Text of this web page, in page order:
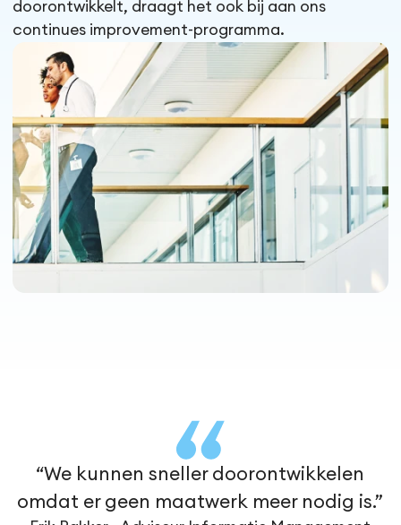
doorontwikkelt, draagt het ook bij aan ons
continues improvement-programma.
“We kunnen sneller doorontwikkelen
omdat er geen maatwerk meer nodig is.”